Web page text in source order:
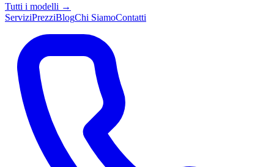
Tutti i modelli →
ServiziPrezziBlogChi SiamoContatti